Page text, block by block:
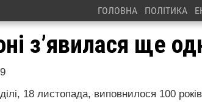
ГОЛОВНА ПОЛІТИКА
з’явилася ще
18 листопада, виповнилося 100